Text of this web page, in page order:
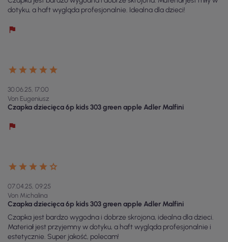
dotyku, a haft wygląda profesjonalnie. Idealna dla dzieci!
30.06.25, 17:00
Von Eugeniusz
Czapka dziecięca 6p kids 303 green apple Adler Malfini
07.04.25, 09:25
Von Michalina
Czapka dziecięca 6p kids 303 green apple Adler Malfini
Czapka jest bardzo wygodna i dobrze skrojona, idealna dla dzieci.
Materiał jest przyjemny w dotyku, a haft wygląda profesjonalnie i
estetycznie. Super jakość, polecam!